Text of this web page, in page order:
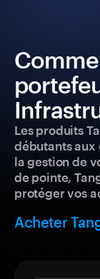
Les produits
débutants aux
la gestion de
de pointe,
protéger vos
Acheter